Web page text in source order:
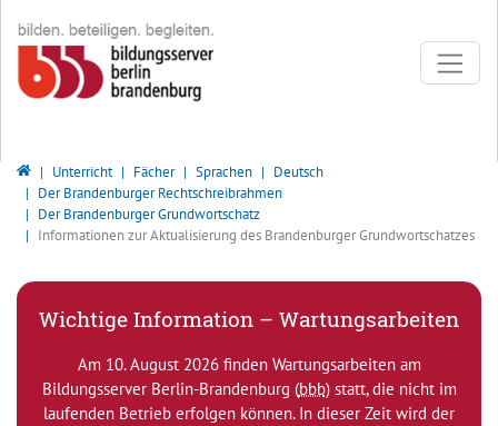
Bildungsserver Berlin - Brandenburg
Unterricht Fächer Sprachen
Deutsch
Der Brandenburger Rechtschreibrahmen
Der Brandenburger Grundwortschatz
Informationen zur Aktualisierung des Brandenburger Grundwortschatzes
Wichtige Information – Wartungsarbeiten
Am 10. August 2026 finden Wartungsarbeiten am
Bildungsserver Berlin-Brandenburg (bbb) statt, die nicht im
laufenden Betrieb erfolgen können. In dieser Zeit wird der